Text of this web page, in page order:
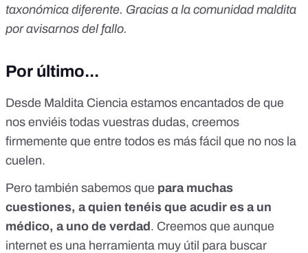
taxonómica diferente. Gracias a la comunidad maldita
por avisarnos del fallo.
Por último...
Desde Maldita Ciencia estamos encantados de que
nos enviéis todas vuestras dudas, creemos
firmemente que entre todos es más fácil que no nos la
cuelen.
Pero también sabemos que para muchas
cuestiones, a quien tenéis que acudir es a un
médico, a uno de verdad. Creemos que aunque
internet es una herramienta muy útil para buscar